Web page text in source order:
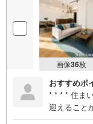
画像36枚
おすすめポ
* * * * 住ま
迎えること